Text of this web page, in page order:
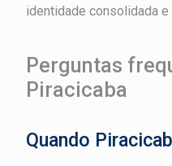
identidade consolidada e
Perguntas
Piracicaba
Quando